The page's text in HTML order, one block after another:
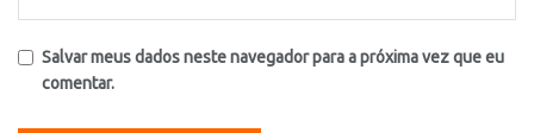
Salvar meus dados neste navegador para a próxima vez que eu
comentar.